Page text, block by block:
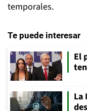
temporales.
Te puede interesar
El
La